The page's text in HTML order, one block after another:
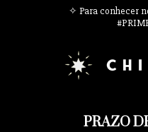
✧ Para conhecer
PRAZO